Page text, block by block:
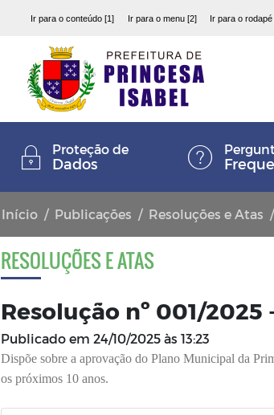
Ir para o conteúdo [1] Ir para o menu [2] Ir para o rodapé
Proteção de
Dados
Início Publicações Resoluções e Atas
RESOLUÇÕES E ATAS
Resolução nº 001/2025
Publicado em 24/10/2025 às 13:23
Dispõe sobre a aprovação do Plano Municipal da
os próximos 10 anos.